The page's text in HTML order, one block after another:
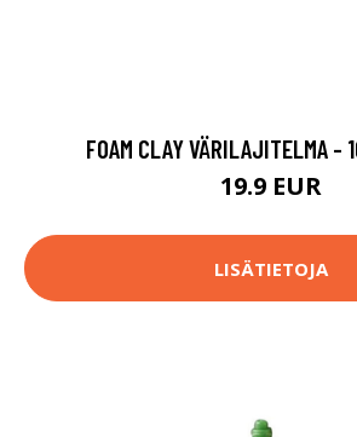
FOAM CLAY VÄRILAJITELMA -
19.9 EUR
LISÄTIETOJA